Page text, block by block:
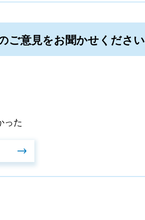
ご意見をお聞かせください
った